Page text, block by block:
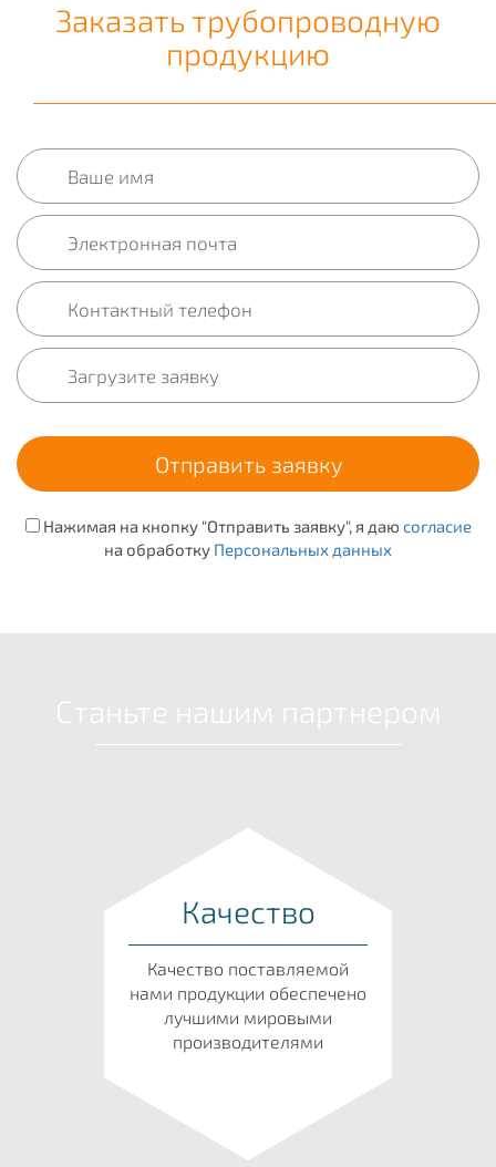
Заказать трубопроводную
продукцию
Нажимая на кнопку "Отправить заявку", я даю согласие
на обработку Персональных данных
Качество
Качество поставляемой
нами продукции обеспечено
лучшими мировыми
производителями